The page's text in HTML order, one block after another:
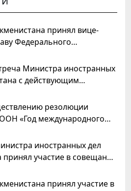
принял вице-
Федерального
Министра иностранных
с действующим
резолюции
«Год международного
иностранных дел
принял участие в совещании
«Центральная Азия –
принял участие в